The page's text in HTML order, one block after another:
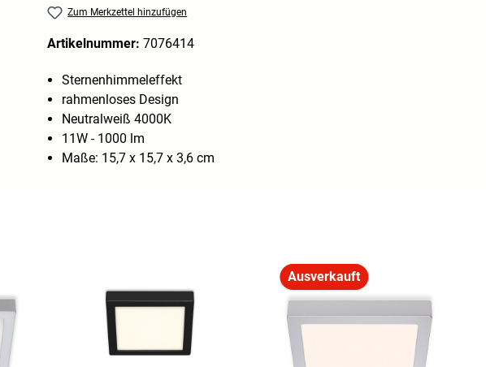
Zum Merkzettel hinzufügen
Artikelnummer: 7076414
Sternenhimmeleffekt
rahmenloses Design
Neutralweiß 4000K
11W - 1000 lm
Maße: 15,7 x 15,7 x 3,6 cm
Ausverkauft